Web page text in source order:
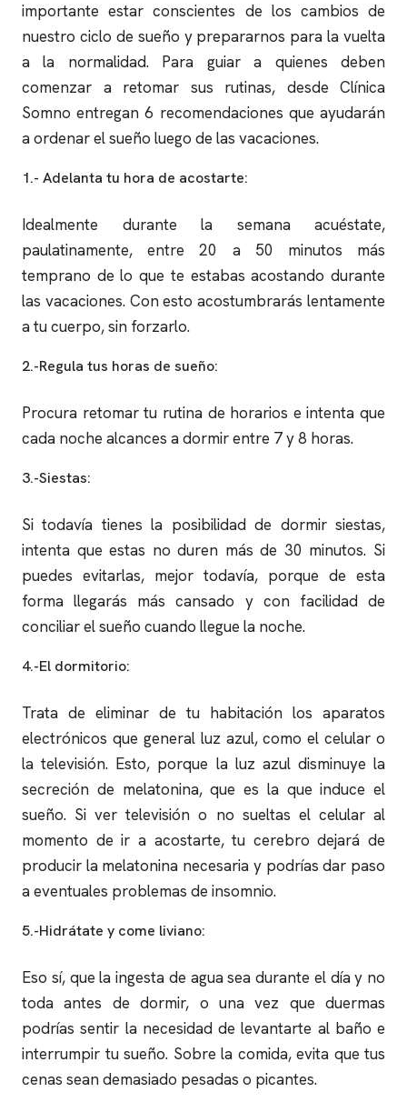
importante estar conscientes de los cambios de
nuestro ciclo de sueño y prepararnos para la vuelta
a la normalidad. Para guiar a quienes deben
comenzar a retomar sus rutinas, desde Clínica
Somno entregan 6 recomendaciones que ayudarán
a ordenar el sueño luego de las vacaciones.
1.- Adelanta tu hora de acostarte:
Idealmente durante la semana acuéstate,
paulatinamente, entre 20 a 50 minutos más
temprano de lo que te estabas acostando durante
las vacaciones. Con esto acostumbrarás lentamente
a tu cuerpo, sin forzarlo.
2.-Regula tus horas de sueño:
Procura retomar tu rutina de horarios e intenta que
cada noche alcances a dormir entre 7 y 8 horas.
3.-Siestas:
Si todavía tienes la posibilidad de dormir siestas,
intenta que estas no duren más de 30 minutos. Si
puedes evitarlas, mejor todavía, porque de esta
forma llegarás más cansado y con facilidad de
conciliar el sueño cuando llegue la noche.
4.-El dormitorio:
Trata de eliminar de tu habitación los aparatos
electrónicos que general luz azul, como el celular o
la televisión. Esto, porque la luz azul disminuye la
secreción de melatonina, que es la que induce el
sueño. Si ver televisión o no sueltas el celular al
momento de ir a acostarte, tu cerebro dejará de
producir la melatonina necesaria y podrías dar paso
a eventuales problemas de insomnio.
5.-Hidrátate y come liviano:
Eso sí, que la ingesta de agua sea durante el día y no
toda antes de dormir, o una vez que duermas
podrías sentir la necesidad de levantarte al baño e
interrumpir tu sueño. Sobre la comida, evita que tus
cenas sean demasiado pesadas o picantes.